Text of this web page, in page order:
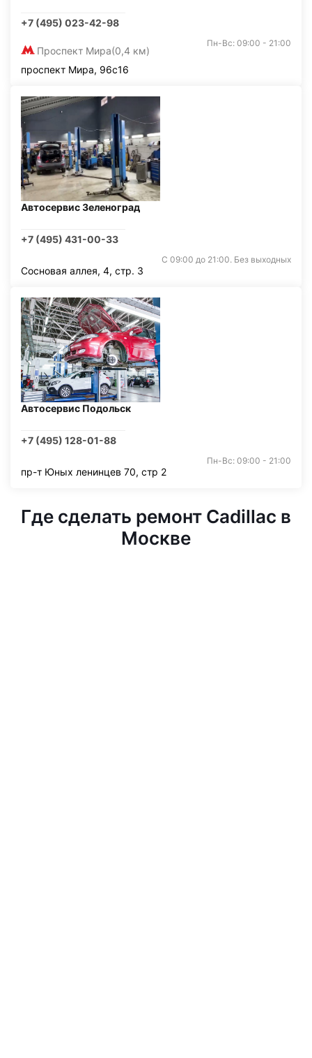
+7 (495) 023-42-98
Проспект Мира(0,4 км)
Пн-Вс: 09:00 - 21:00
проспект Мира, 96с16
Автосервис Зеленоград
+7 (495) 431-00-33
С 09:00 до 21:00. Без выходных
Сосновая аллея, 4, стр. 3
Автосервис Подольск
+7 (495) 128-01-88
Пн-Вс: 09:00 - 21:00
пр-т Юных ленинцев 70, стр 2
Где сделать ремонт Cadillac в
Москве